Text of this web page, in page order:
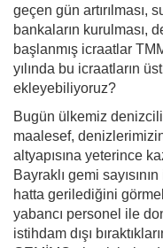
geçen gün artırılması,
bankaların kurulması,
başlanmış icraatlar
yılında bu icraatların
ekleyebiliyoruz?
Bugün ülkemiz
maalesef,
altyapısına yeterince
Bayraklı gemi
hatta gerilediğini
yabancı personel ile
istihdam dışı